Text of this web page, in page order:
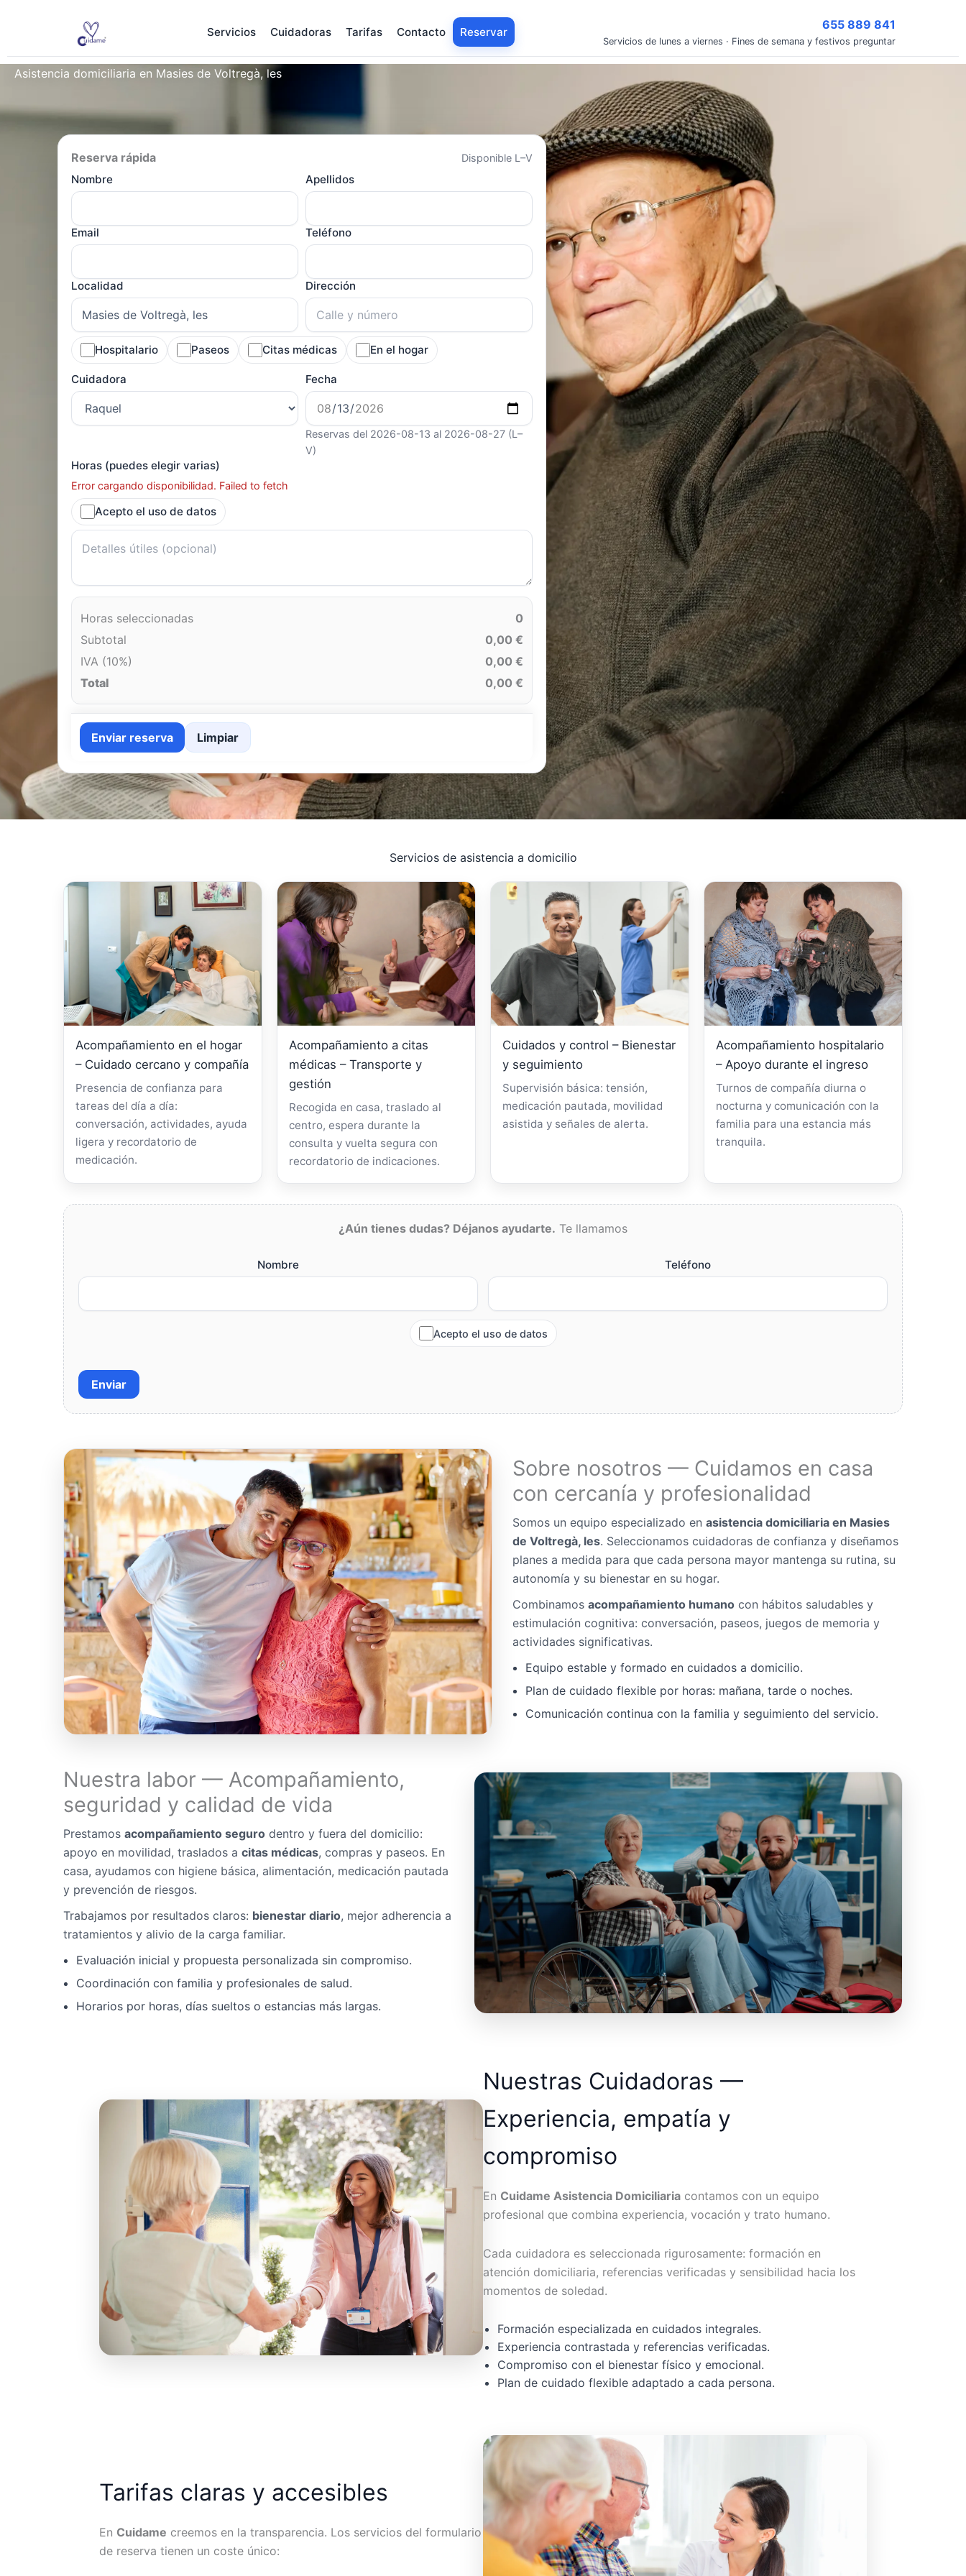
Servicios Cuidadoras Tarifas Contacto Reservar
655 889 841
Servicios de lunes a viernes · Fines de semana y festivos preguntar
Asistencia domiciliaria en Masies de Voltregà, les
Reserva rápida Disponible L–V
Nombre Apellidos
Email Teléfono
Localidad Dirección
Hospitalario Paseos Citas médicas En el hogar
Cuidadora Fecha
Reservas del 2026-08-13 al 2026-08-27 (L–
V)
Horas (puedes elegir varias)
Error cargando disponibilidad. Failed to fetch
Acepto el uso de datos
Horas seleccionadas
0
Subtotal
0,00 €
IVA (10%)
0,00 €
Total
0,00 €
Enviar reserva Limpiar
Servicios de asistencia a domicilio
Acompañamiento en el hogar
– Cuidado cercano y compañía
Presencia de confianza para
tareas del día a día:
conversación, actividades, ayuda
ligera y recordatorio de
medicación.
Acompañamiento a citas
médicas – Transporte y
gestión
Recogida en casa, traslado al
centro, espera durante la
consulta y vuelta segura con
recordatorio de indicaciones.
Cuidados y control – Bienestar
y seguimiento
Supervisión básica: tensión,
medicación pautada, movilidad
asistida y señales de alerta.
Acompañamiento hospitalario
– Apoyo durante el ingreso
Turnos de compañía diurna o
nocturna y comunicación con la
familia para una estancia más
tranquila.
¿Aún tienes dudas? Déjanos ayudarte. Te llamamos
Nombre Teléfono
Acepto el uso de datos
Enviar
Sobre nosotros — Cuidamos en casa
con cercanía y profesionalidad
Somos un equipo especializado enasistencia domiciliaria en Masies
de Voltregà, les. Seleccionamos cuidadoras de confianza y diseñamos
planes a medida para que cada persona mayor mantenga su rutina, su
autonomía y su bienestar en su hogar.
Combinamosacompañamiento humano con hábitos saludables y
estimulación cognitiva: conversación, paseos, juegos de memoria y
actividades significativas.
Equipo estable y formado en cuidados a domicilio.
Plan de cuidado flexible por horas: mañana, tarde o noches.
Comunicación continua con la familia y seguimiento del servicio.
Nuestra labor — Acompañamiento,
seguridad y calidad de vida
Prestamos acompañamiento seguro dentro y fuera del domicilio:
apoyo en movilidad, traslados a citas médicas, compras y paseos. En
casa, ayudamos con higiene básica, alimentación, medicación pautada
y prevención de riesgos.
Trabajamos por resultados claros: bienestar diario, mejor adherencia a
tratamientos y alivio de la carga familiar.
Evaluación inicial y propuesta personalizada sin compromiso.
Coordinación con familia y profesionales de salud.
Horarios por horas, días sueltos o estancias más largas.
Nuestras Cuidadoras —
Experiencia, empatía y
compromiso
En Cuidame Asistencia Domiciliaria contamos con un equipo
profesional que combina experiencia, vocación y trato humano.
Cada cuidadora es seleccionada rigurosamente: formación en
atención domiciliaria, referencias verificadas y sensibilidad hacia los
momentos de soledad.
Formación especializada en cuidados integrales.
Experiencia contrastada y referencias verificadas.
Compromiso con el bienestar físico y emocional.
Plan de cuidado flexible adaptado a cada persona.
Tarifas claras y accesibles
En Cuidame creemos en la transparencia. Los servicios del formulario
de reserva tienen un coste único: